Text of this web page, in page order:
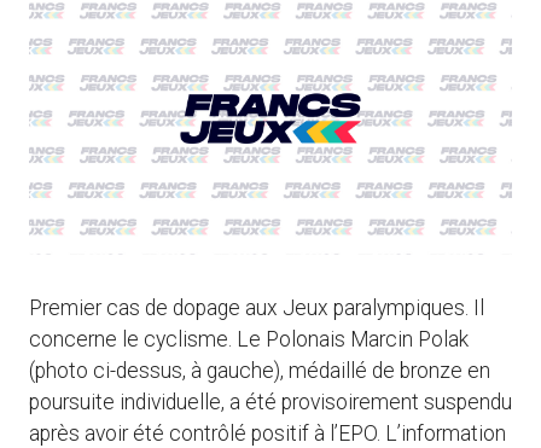
Premier cas de dopage aux Jeux paralympiques. Il
concerne le cyclisme. Le Polonais Marcin Polak
(photo ci-dessus, à gauche), médaillé de bronze en
poursuite individuelle, a été provisoirement suspendu
après avoir été contrôlé positif à l’EPO. L’information